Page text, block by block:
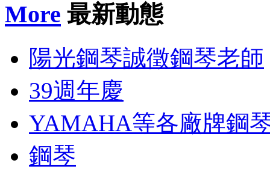
More 最新動態
陽光鋼琴誠徵鋼琴老師
39週年慶
YAMAHA等各廠牌鋼
鋼琴